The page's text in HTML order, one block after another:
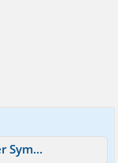
Beziehungsangst, Persönlichkeit oder Symptome?